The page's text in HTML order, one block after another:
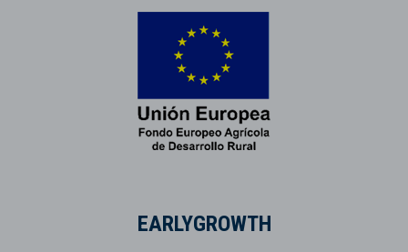
EARLYGROWTH